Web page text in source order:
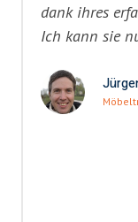
dank ihres
Ich kann sie